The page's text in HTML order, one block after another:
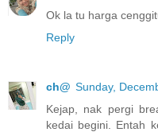
Ok la tu harga
Reply
ch@ Sunday,
Kejap, nak pergi
kedai begini. Entah